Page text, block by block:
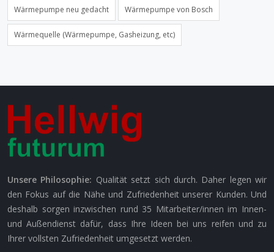
Wärmepumpe neu gedacht Wärmepumpe von Bosch
Wärmequelle (Wärmepumpe, Gasheizung, etc)
Unsere Philosophie: Qualität setzt sich durch. Daher legen wir
den Fokus auf die Nähe und Zufriedenheit unserer Kunden. Und
deshalb sorgen inzwischen rund 35 Mitarbeiter/innen im Innen-
und Außendienst dafür, dass Ihre Ideen bei uns reifen und zu
Ihrer vollsten Zufriedenheit umgesetzt werden.